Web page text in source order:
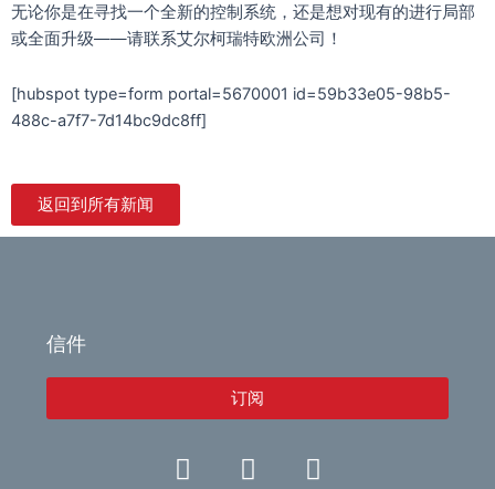
无论你是在寻找一个全新的控制系统，还是想对现有的进行局部
或全面升级——请联系艾尔柯瑞特欧洲公司！
[hubspot type=form portal=5670001 id=59b33e05-98b5-
488c-a7f7-7d14bc9dc8ff]
返回到所有新闻
信件
订阅
L
i
V
i
E
n